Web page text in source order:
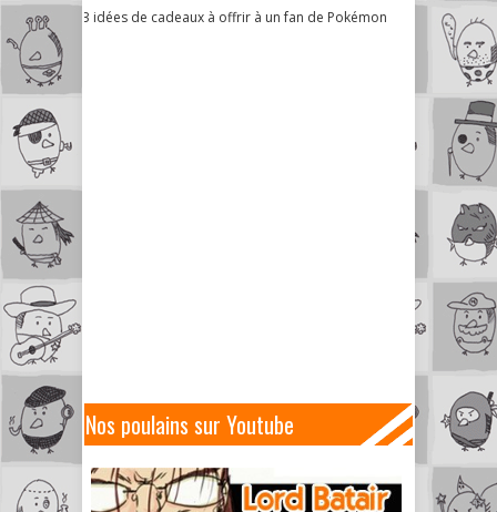
3 idées de cadeaux à offrir à un fan de Pokémon
Nos poulains sur Youtube